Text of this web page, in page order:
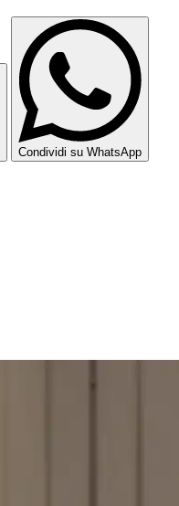
Condividi su WhatsApp